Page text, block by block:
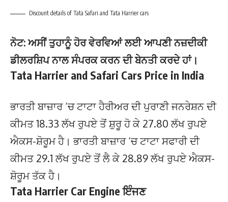
Discount details of Tata Safari and Tata Harrier cars
ਨੋਟ: ਅਸੀਂ ਤੁਹਾਨੂੰ ਹੋਰ ਵੇਰਵਿਆਂ ਲਈ ਆਪਣੀ ਨਜ਼ਦੀਕੀ
ਡੀਲਰਸ਼ਿਪ ਨਾਲ ਸੰਪਰਕ ਕਰਨ ਦੀ ਬੇਨਤੀ ਕਰਦੇ ਹਾਂ।
Tata Harrier and Safari Cars Price in India
ਭਾਰਤੀ ਬਾਜ਼ਾਰ ‘ਚ ਟਾਟਾ ਹੈਰੀਅਰ ਦੀ ਪੁਰਾਣੀ ਜਨਰੇਸ਼ਨ ਦੀ
ਕੀਮਤ 18.33 ਲੱਖ ਰੁਪਏ ਤੋਂ ਸ਼ੁਰੂ ਹੋ ਕੇ 27.80 ਲੱਖ ਰੁਪਏ
ਐਕਸ-ਸ਼ੋਰੂਮ ਹੈ। ਭਾਰਤੀ ਬਾਜ਼ਾਰ ‘ਚ ਟਾਟਾ ਸਫਾਰੀ ਦੀ
ਕੀਮਤ 29.1 ਲੱਖ ਰੁਪਏ ਤੋਂ ਲੈ ਕੇ 28.89 ਲੱਖ ਰੁਪਏ ਐਕਸ-
ਸ਼ੋਰੂਮ ਤੱਕ ਹੈ।
Tata Harrier Car Engine ਇੰਜਣ